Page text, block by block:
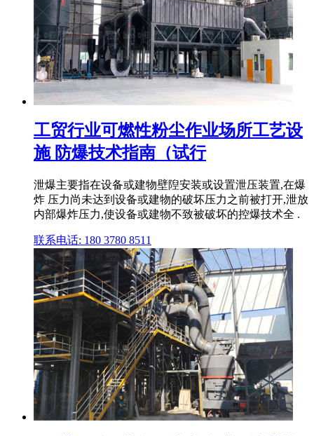
工贸行业可燃性粉尘作业场所工艺设
施 防爆技术指南（试行
泄爆主要指在设备或建物壁隉安装或设置泄压装置,在爆
炸 压力尚未达到设备或建物的破坏压力之前被打开,泄放
内部爆炸压力,使设备或建物不致被破坏的控爆技术全 .
联系电话: 180 3780 8511